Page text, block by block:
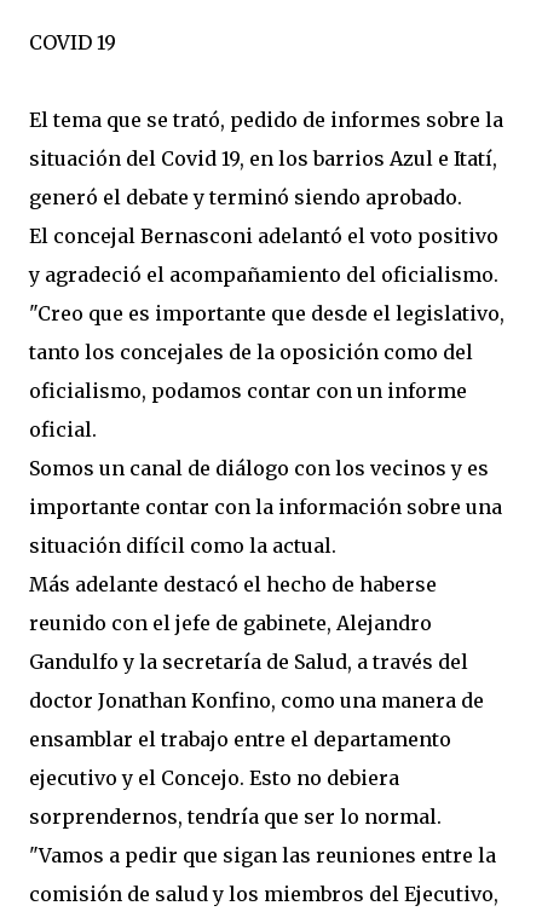
COVID 19
El tema que se trató, pedido de informes sobre la
situación del Covid 19, en los barrios Azul e Itatí,
generó el debate y terminó siendo aprobado.
El concejal Bernasconi adelantó el voto positivo
y agradeció el acompañamiento del oficialismo.
"Creo que es importante que desde el legislativo,
tanto los concejales de la oposición como del
oficialismo, podamos contar con un informe
oficial.
Somos un canal de diálogo con los vecinos y es
importante contar con la información sobre una
situación difícil como la actual.
Más adelante destacó el hecho de haberse
reunido con el jefe de gabinete, Alejandro
Gandulfo y la secretaría de Salud, a través del
doctor Jonathan Konfino, como una manera de
ensamblar el trabajo entre el departamento
ejecutivo y el Concejo. Esto no debiera
sorprendernos, tendría que ser lo normal.
"Vamos a pedir que sigan las reuniones entre la
comisión de salud y los miembros del Ejecutivo,